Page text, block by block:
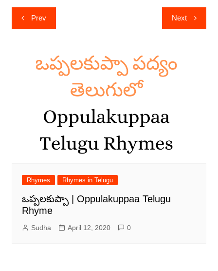
Post
navigation
Prev Next
Rhymes Rhymes in Telugu
ఒప్పలకుప్పా | Oppulakuppaa Telugu
Rhyme
Sudha April 12, 2020 0